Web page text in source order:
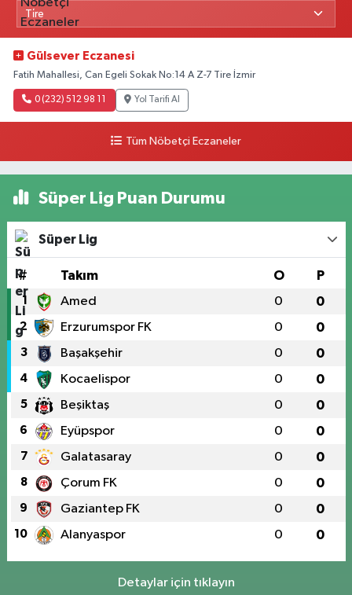
Gülsever Eczanesi
Fatih Mahallesi, Can Egeli Sokak No:14 A Z-7 Tire İzmir
0 (232) 512 98 11 Yol Tarifi Al
Tüm Nöbetçi Eczaneler
Süper Lig Puan Durumu
Süper Lig
# Takım O P
1 Amed 0 0
2 Erzurumspor FK 0 0
3 Başakşehir 0 0
4 Kocaelispor 0 0
5 Beşiktaş 0 0
6 Eyüpspor 0 0
7 Galatasaray 0 0
8 Çorum FK 0 0
9 Gaziantep FK 0 0
10 Alanyaspor 0 0
Detaylar için tıklayın